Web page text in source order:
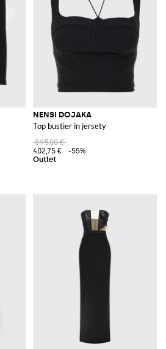
NENSI DOJAKA
Top bustier in jersety
895,00 €
402,75 €
-55%